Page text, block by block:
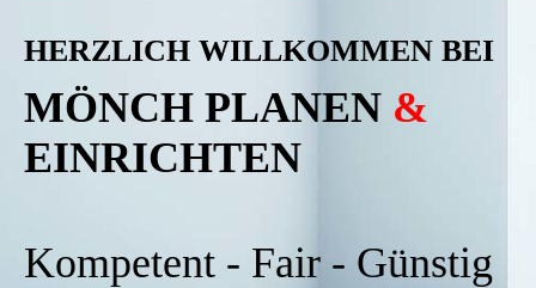
HERZLICH WILLKOMMEN BEI
MÖNCH PLANEN &
EINRICHTEN
Kompetent - Fair - Günstig